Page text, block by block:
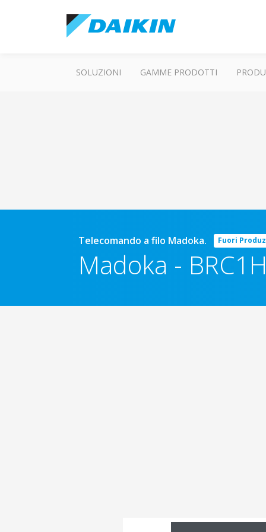
SOLUZIONI GAMME PRODOTTI
Telecomando a filo Madoka. Fuori
Madoka -